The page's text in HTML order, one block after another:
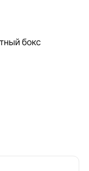
бокс